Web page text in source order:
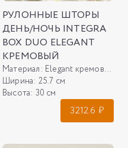
РУЛОННЫЕ ШТОРЫ
ДЕНЬ/НОЧЬ INTEGRA
BOX DUO ELEGANT
КРЕМОВЫЙ
Материал: Elegant кремовый
Ширина: 25.7 см
Высота: 30 см
3212.6 ₽